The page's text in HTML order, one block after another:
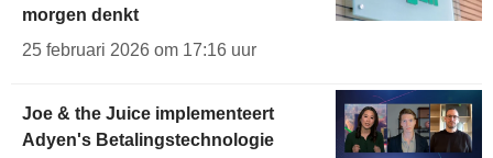
morgen denkt
25 februari 2026 om 17:16 uur
Joe & the Juice implementeert
Adyen's Betalingstechnologie